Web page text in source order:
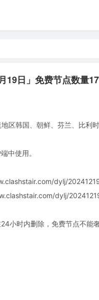
月19日」免费节点数
区韩国、朝鲜、芬兰、比利
中使用。
dylj/
dylj/
小时内删除，免费节点不能